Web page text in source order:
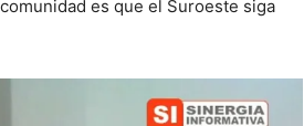
es que el Suroeste siga